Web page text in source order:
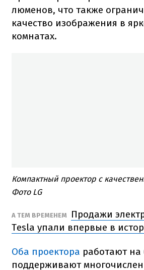
люменов, что также
качество изображения в
комнатах.
Компактный проектор с
Фото LG
А ТЕМ ВРЕМЕНЕМ
Продажи
Tesla упали впервые в
Оба проектора работают на
поддерживают